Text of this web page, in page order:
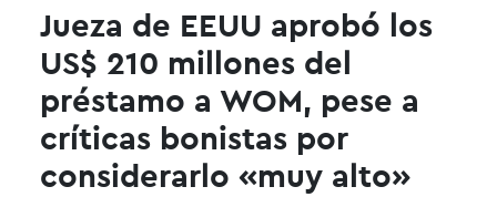
Jueza de EEUU aprobó los
US$ 210 millones del
préstamo a WOM, pese a
críticas bonistas por
considerarlo «muy alto»